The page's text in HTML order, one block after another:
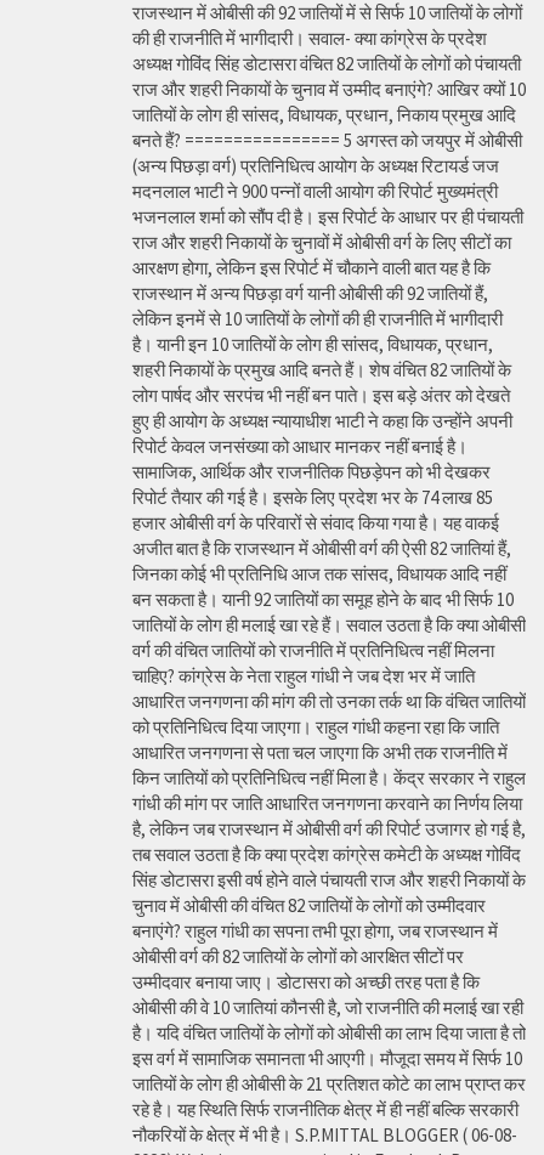
राजस्थान में ओबीसी की 92 जातियों में से सिर्फ 10 जातियों के लोगों
की ही राजनीति में भागीदारी। सवाल- क्या कांग्रेस के प्रदेश
अध्यक्ष गोविंद सिंह डोटासरा वंचित 82 जातियों के लोगों को पंचायती
राज और शहरी निकायों के चुनाव में उम्मीद बनाएंगे? आखिर क्यों 10
जातियों के लोग ही सांसद, विधायक, प्रधान, निकाय प्रमुख आदि
बनते हैं? ================ 5 अगस्त को जयपुर में ओबीसी
(अन्य पिछड़ा वर्ग) प्रतिनिधित्व आयोग के अध्यक्ष रिटायर्ड जज
मदनलाल भाटी ने 900 पन्नों वाली आयोग की रिपोर्ट मुख्यमंत्री
भजनलाल शर्मा को सौंप दी है। इस रिपोर्ट के आधार पर ही पंचायती
राज और शहरी निकायों के चुनावों में ओबीसी वर्ग के लिए सीटों का
आरक्षण होगा, लेकिन इस रिपोर्ट में चौकाने वाली बात यह है कि
राजस्थान में अन्य पिछड़ा वर्ग यानी ओबीसी की 92 जातियों हैं,
लेकिन इनमें से 10 जातियों के लोगों की ही राजनीति में भागीदारी
है। यानी इन 10 जातियों के लोग ही सांसद, विधायक, प्रधान,
शहरी निकायों के प्रमुख आदि बनते हैं। शेष वंचित 82 जातियों के
लोग पार्षद और सरपंच भी नहीं बन पाते। इस बड़े अंतर को देखते
हुए ही आयोग के अध्यक्ष न्यायाधीश भाटी ने कहा कि उन्होंने अपनी
रिपोर्ट केवल जनसंख्या को आधार मानकर नहीं बनाई है।
सामाजिक, आर्थिक और राजनीतिक पिछड़ेपन को भी देखकर
रिपोर्ट तैयार की गई है। इसके लिए प्रदेश भर के 74 लाख 85
हजार ओबीसी वर्ग के परिवारों से संवाद किया गया है। यह वाकई
अजीत बात है कि राजस्थान में ओबीसी वर्ग की ऐसी 82 जातियां हैं,
जिनका कोई भी प्रतिनिधि आज तक सांसद, विधायक आदि नहीं
बन सकता है। यानी 92 जातियों का समूह होने के बाद भी सिर्फ 10
जातियों के लोग ही मलाई खा रहे हैं। सवाल उठता है कि क्या ओबीसी
वर्ग की वंचित जातियों को राजनीति में प्रतिनिधित्व नहीं मिलना
चाहिए? कांग्रेस के नेता राहुल गांधी ने जब देश भर में जाति
आधारित जनगणना की मांग की तो उनका तर्क था कि वंचित जातियों
को प्रतिनिधित्व दिया जाएगा। राहुल गांधी कहना रहा कि जाति
आधारित जनगणना से पता चल जाएगा कि अभी तक राजनीति में
किन जातियों को प्रतिनिधित्व नहीं मिला है। केंद्र सरकार ने राहुल
गांधी की मांग पर जाति आधारित जनगणना करवाने का निर्णय लिया
है, लेकिन जब राजस्थान में ओबीसी वर्ग की रिपोर्ट उजागर हो गई है,
तब सवाल उठता है कि क्या प्रदेश कांग्रेस कमेटी के अध्यक्ष गोविंद
सिंह डोटासरा इसी वर्ष होने वाले पंचायती राज और शहरी निकायों के
चुनाव में ओबीसी की वंचित 82 जातियों के लोगों को उम्मीदवार
बनाएंगे? राहुल गांधी का सपना तभी पूरा होगा, जब राजस्थान में
ओबीसी वर्ग की 82 जातियों के लोगों को आरक्षित सीटों पर
उम्मीदवार बनाया जाए। डोटासरा को अच्छी तरह पता है कि
ओबीसी की वे 10 जातियां कौनसी है, जो राजनीति की मलाई खा रही
है। यदि वंचित जातियों के लोगों को ओबीसी का लाभ दिया जाता है तो
इस वर्ग में सामाजिक समानता भी आएगी। मौजूदा समय में सिर्फ 10
जातियों के लोग ही ओबीसी के 21 प्रतिशत कोटे का लाभ प्राप्त कर
रहे है। यह स्थिति सिर्फ राजनीतिक क्षेत्र में ही नहीं बल्कि सरकारी
नौकरियों के क्षेत्र में भी है। S.P.MITTAL BLOGGER ( 06-08-